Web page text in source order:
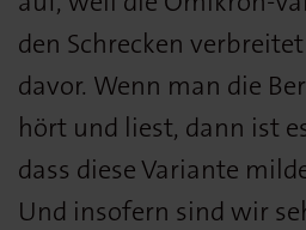
den Schrecken
davor. Wenn man die
hört und liest, dann ist
dass diese Variante
Und insofern sind wir